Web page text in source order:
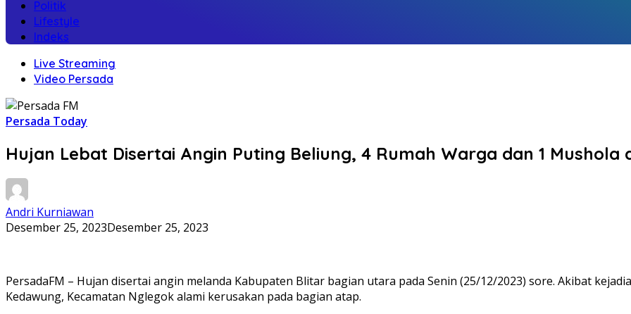
Politik
Lifestyle
Indeks
Live Streaming
Video Persada
Persada Today
Hujan Lebat Disertai Angin Puting Beliung, 4 Rumah Warga dan 1 Mushola
Andri Kurniawan
Desember 25, 2023Desember 25, 2023
PersadaFM – Hujan disertai angin melanda Kabupaten Blitar bagian utara pada Senin (25/12/2023) sore. Akibat
Kedawung, Kecamatan Nglegok alami kerusakan pada bagian atap.